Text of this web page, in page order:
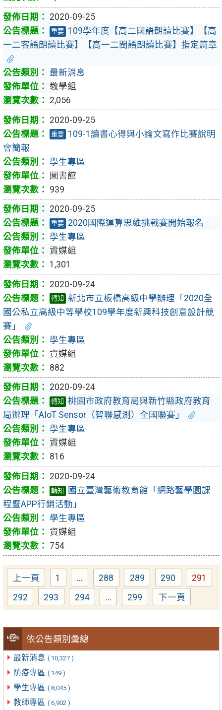
依公告類別彙總
最新消息 ( 10,327 )
防疫專區 ( 149 )
學生專區 ( 8,045 )
教師專區 ( 6,902 )
2020-09-25
重要 109學年度【高二國語朗讀比賽】【高
一二客語朗讀比賽】【高一二閩語朗讀比賽】指定篇章
最新消息
教學組
2,056
2020-09-25
重要 109-1讀書心得與小論文寫作比賽說明
會簡報
學生專區
圖書館
939
2020-09-25
重要 2020國際運算思維挑戰賽開始報名
學生專區
資媒組
1,301
2020-09-24
轉知
新北市立板橋高級中學辦理「2020全
國公私立高級中等學校109學年度新興科技創意設計競
賽」
學生專區
資媒組
882
2020-09-24
轉知
桃園市政府教育局與新竹縣政府教育
局辦理「AIoT Sensor（智聯感測）全國聯賽」
學生專區
資媒組
816
2020-09-24
轉知
國立臺灣藝術教育館「網路藝學園課
程暨APP行銷活動」
學生專區
資媒組
754
上一頁 Page
1 ... Page
288 Page
289 Page
290 Page
291
Page
292 Page
293 Page
294 ... Page
299 下一頁